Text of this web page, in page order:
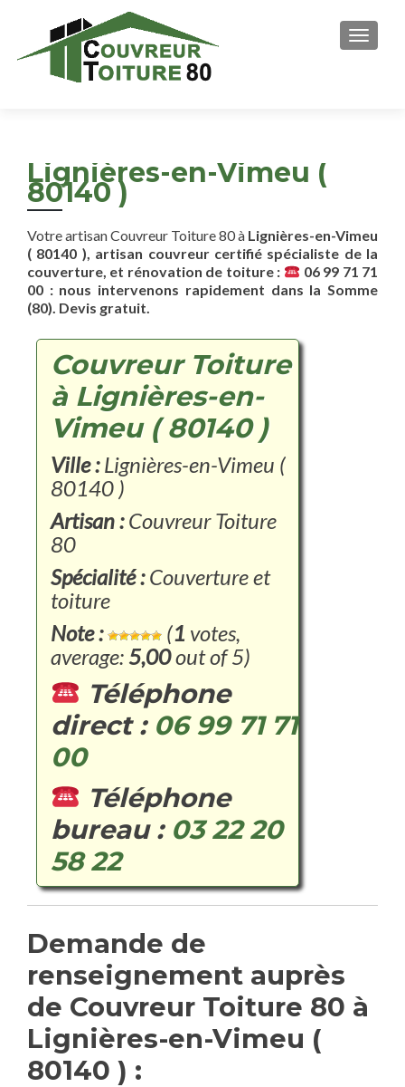
Lignières-en-Vimeu (
80140 )
Votre artisan Couvreur Toiture 80 à Lignières-en-Vimeu
( 80140 ), artisan couvreur certifié spécialiste de la
couverture, et rénovation de toiture :
06 99 71 71
00 : nous intervenons rapidement dans la Somme
(80). Devis gratuit.
Couvreur Toiture
à Lignières-en-
Vimeu ( 80140 )
Ville :Lignières-en-Vimeu (
80140 )
Artisan :Couvreur Toiture
80
Spécialité :Couverture et
toiture
Note :
(1 votes,
average: 5,00out of 5)
Téléphone
direct : 06 99 71 71
00
Téléphone
bureau : 03 22 20
58 22
Demande de
renseignement auprès
de Couvreur Toiture 80 à
Lignières-en-Vimeu (
80140 ) :